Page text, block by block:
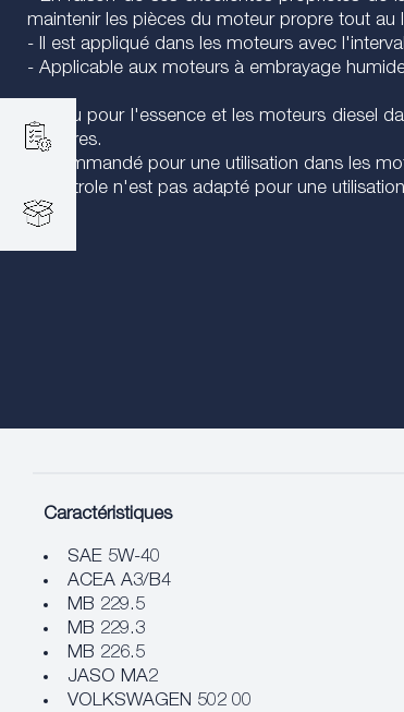
maintenir les pièces du moteur propre tout
- Il est appliqué dans les moteurs avec
- Applicable aux moteurs à embrayage
Conçu pour l'essence et les moteurs diesel
et autres.
Recommandé pour une utilisation dans les
Le pétrole n'est pas adapté pour une
Caractéristiques
SAE 5W-40
ACEA A3/B4
MB 229.5
MB 229.3
MB 226.5
JASO MA2
VOLKSWAGEN 502 00